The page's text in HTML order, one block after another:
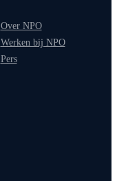
Over NPO
Werken bij NPO
Pers